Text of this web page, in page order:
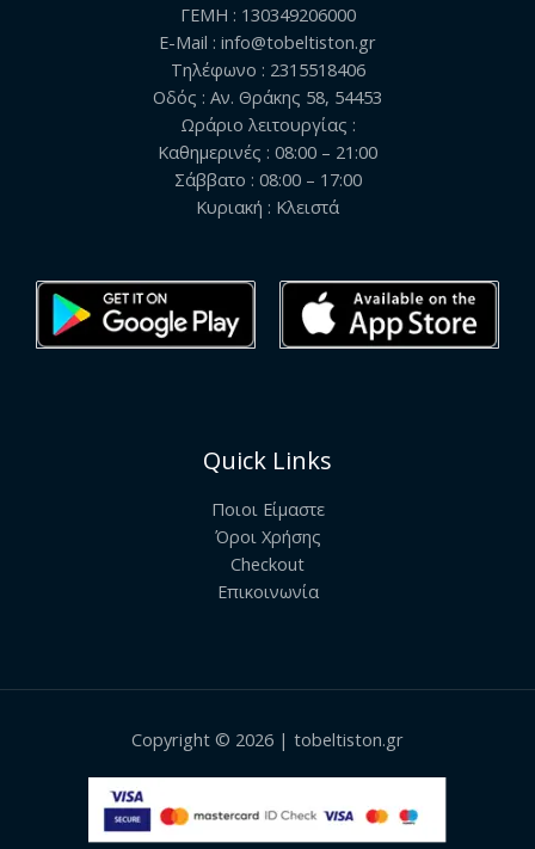
ΓΕΜΗ : 130349206000
E-Mail : info@tobeltiston.gr
Τηλέφωνο : 2315518406
Οδός : Αν. Θράκης 58, 54453
Ωράριο λειτουργίας :
Καθημερινές : 08:00 – 21:00
Σάββατο : 08:00 – 17:00
Κυριακή : Κλειστά
Quick Links
Ποιοι Είμαστε
Όροι Χρήσης
Checkout
Επικοινωνία
Copyright © 2026 | tobeltiston.gr